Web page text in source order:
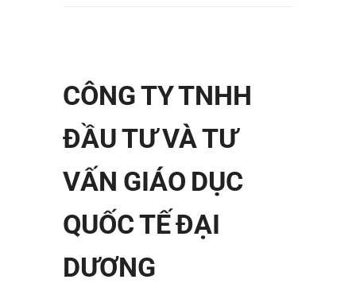
CÔNG TY TNHH
ĐẦU TƯ VÀ TƯ
VẤN GIÁO DỤC
QUỐC TẾ ĐẠI
DƯƠNG